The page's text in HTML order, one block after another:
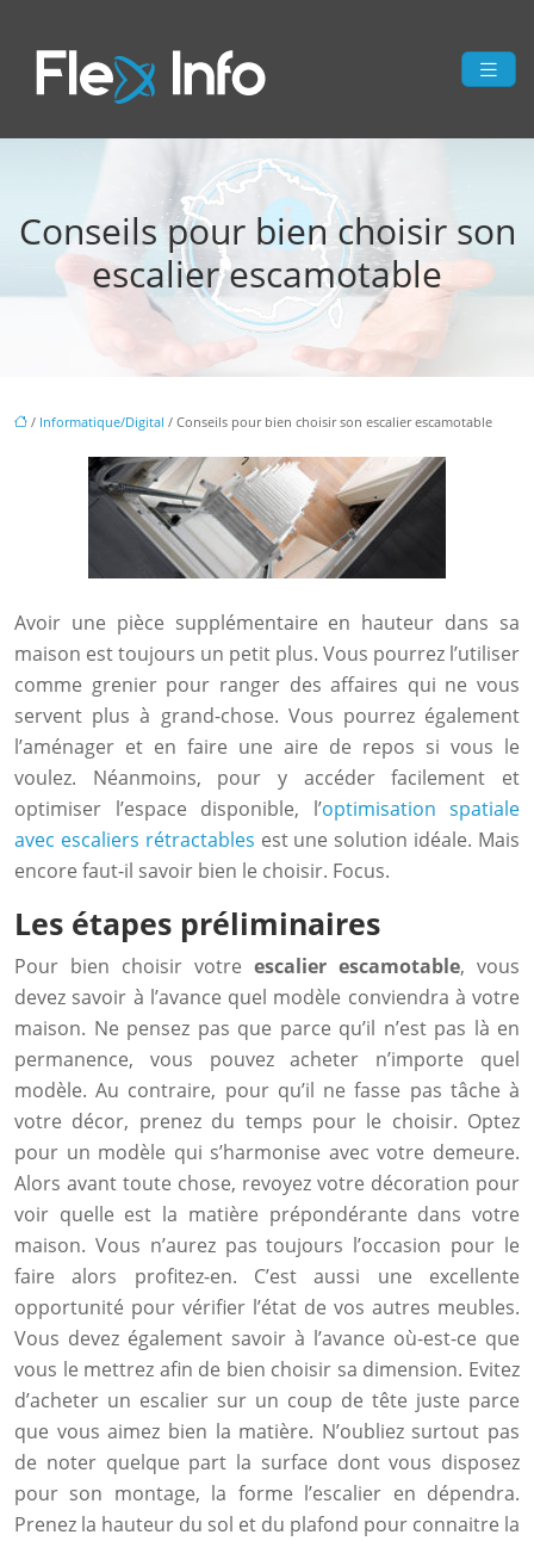
Conseils pour bien choisir son
escalier escamotable
/ Informatique/Digital / Conseils pour bien choisir son escalier escamotable
Avoir une pièce supplémentaire en hauteur dans sa
maison est toujours un petit plus. Vous pourrez l’utiliser
comme grenier pour ranger des affaires qui ne vous
servent plus à grand-chose. Vous pourrez également
l’aménager et en faire une aire de repos si vous le
voulez. Néanmoins, pour y accéder facilement et
optimiser l’espace disponible, l’optimisation spatiale
avec escaliers rétractables est une solution idéale. Mais
encore faut-il savoir bien le choisir. Focus.
Les étapes préliminaires
Pour bien choisir votre escalier escamotable, vous
devez savoir à l’avance quel modèle conviendra à votre
maison. Ne pensez pas que parce qu’il n’est pas là en
permanence, vous pouvez acheter n’importe quel
modèle. Au contraire, pour qu’il ne fasse pas tâche à
votre décor, prenez du temps pour le choisir. Optez
pour un modèle qui s’harmonise avec votre demeure.
Alors avant toute chose, revoyez votre décoration pour
voir quelle est la matière prépondérante dans votre
maison. Vous n’aurez pas toujours l’occasion pour le
faire alors profitez-en. C’est aussi une excellente
opportunité pour vérifier l’état de vos autres meubles.
Vous devez également savoir à l’avance où-est-ce que
vous le mettrez afin de bien choisir sa dimension. Evitez
d’acheter un escalier sur un coup de tête juste parce
que vous aimez bien la matière. N’oubliez surtout pas
de noter quelque part la surface dont vous disposez
pour son montage, la forme l’escalier en dépendra.
Prenez la hauteur du sol et du plafond pour connaitre la